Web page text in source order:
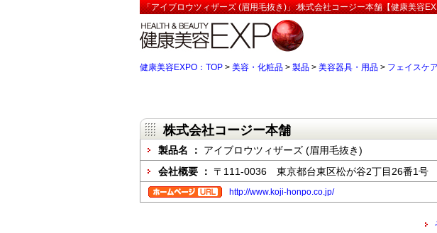
「アイブロウツィザーズ (眉用毛抜き)」:株式会社コージー本舗【健康美容
健康美容EXPO：TOP > 美容・化粧品 > 製品 > 美容器具・用品 > フェイスケア
株式会社コージー本舗
製品名 ： アイブロウツィザーズ (眉用毛抜き)
会社概要 ： 〒111-0036 東京都台東区松が谷2丁目26番1号
http://www.koji-honpo.co.jp/